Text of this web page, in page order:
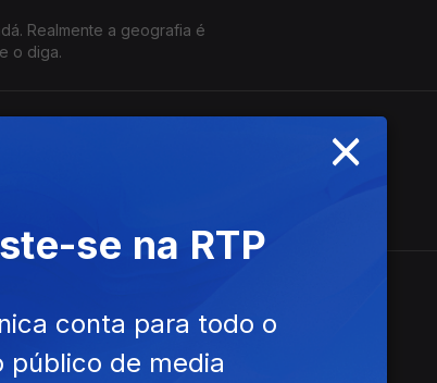
Realmente a geografia é
o diga.
o Alexandre têm a
protegermos a nossa
auditiva.
×
se na RTP
conta para todo o
público de media